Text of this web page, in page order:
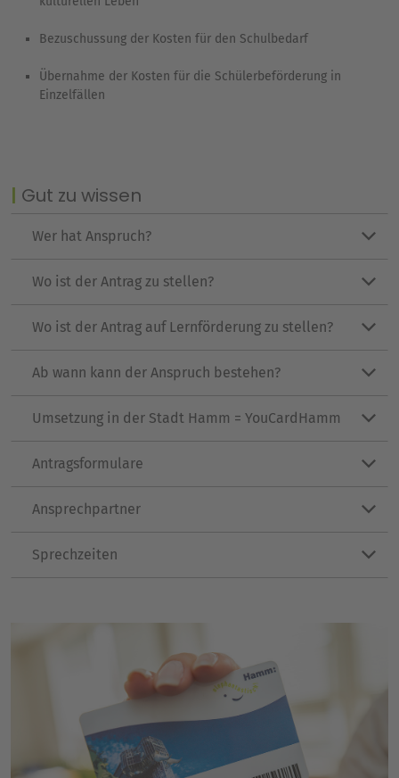
Bezuschussung der Kosten für den Schulbedarf
Übernahme der Kosten für die Schülerbeförderung in
Einzelfällen
Gut zu wissen
Wer hat Anspruch?
Wo ist der Antrag zu stellen?
Wo ist der Antrag auf Lernförderung zu stellen?
Ab wann kann der Anspruch bestehen?
Umsetzung in der Stadt Hamm = YouCardHamm
Antragsformulare
Ansprechpartner
Sprechzeiten